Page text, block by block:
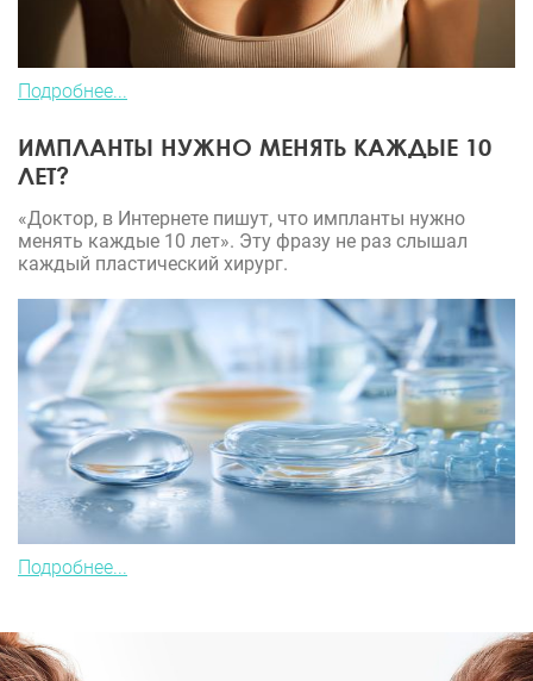
Подробнее...
ИМПЛАНТЫ НУЖНО МЕНЯТЬ КАЖДЫЕ 10
ЛЕТ?
«Доктор, в Интернете пишут, что импланты нужно
менять каждые 10 лет». Эту фразу не раз слышал
каждый пластический хирург.
Подробнее...